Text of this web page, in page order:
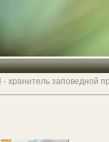
- хранитель заповедной